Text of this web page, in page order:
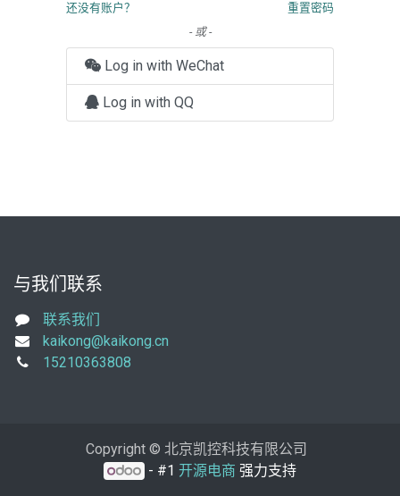
还没有账户？
重置密码
- 或 -
Log in with WeChat
Log in with QQ
与我们联系
联系我们
kaikong@kaikong.cn
15210363808
Copyright © 北京凯控科技有限公司
- #1开源电商 强力支持